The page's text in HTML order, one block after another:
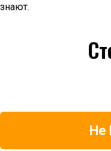
знают.
Не